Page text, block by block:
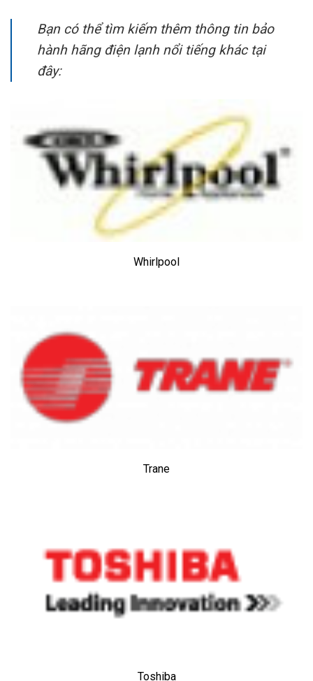
Bạn có thể tìm kiếm thêm thông tin bảo
hành hãng điện lạnh nổi tiếng khác tại
đây:
Whirlpool
Trane
Toshiba